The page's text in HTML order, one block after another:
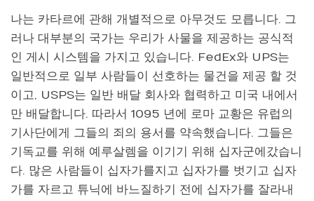
나는 카타르에 관해 개별적으로 아무것도 모릅니다. 그
러나 대부분의 국가는 우리가 사물을 제공하는 공식적
인 게시 시스템을 가지고 있습니다. FedEx와 UPS는
일반적으로 일부 사람들이 선호하는 물건을 제공 할 것
이고, USPS는 일반 배달 회사와 협력하고 미국 내에서
만 배달합니다. 따라서 1095 년에 로마 교황은 유럽의
기사단에게 그들의 죄의 용서를 약속했습니다. 그들은
기독교를 위해 예루살렘을 이기기 위해 십자군에갔습니
다. 많은 사람들이 십자가를지고 십자가를 벗기고 십자
가를 자르고 튜닉에 바느질하기 전에 십자가를 잘라내